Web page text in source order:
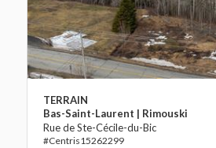
TERRAIN
Bas-Saint-Laurent | Rimouski
Rue de Ste-Cécile-du-Bic
15262299